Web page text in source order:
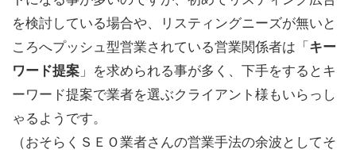
を検討している場合や、リスティングニーズが無いと
ころへプッシュ型営業されている営業関係者は「キー
ワード提案 」を求められる事が多く、下手をするとキ
ーワード提案で業者を選ぶクライアント様もいらっし
ゃるようです。
（おそらくＳＥＯ業者さんの営業手法の余波としてそ